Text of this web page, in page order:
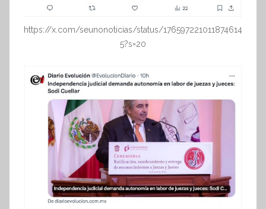
https://x.com/seunonoticias/status/176597221011874614
5?s=20